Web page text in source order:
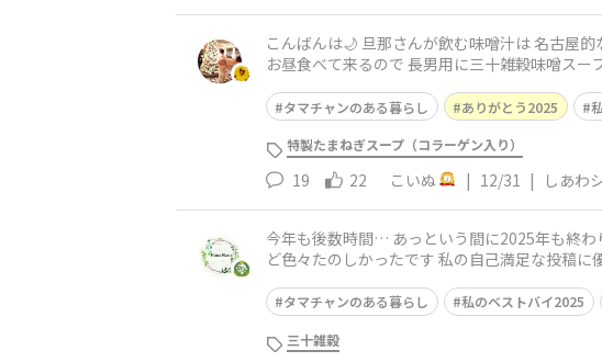
こんばんは🌙 旦那さんが飲む味噌汁は 名古屋的な『赤だし』と三十雑穀味噌スープが少し 今朝、私たちは お墓参りと買い物に出かけ そのまま
お昼食べて来るので 長男用に三十雑穀味噌スープとタマネギスー
タマチャンのある暮らし ありがとう2025
特製たまねぎスープ（コラーゲン入り）
19 22 こいぬ | 12/31 | しあわ
今年も後数時間… あっという間に2025年も終
ど色々たのしかったです 私の自己満足な投稿に優しいコメントやいいね👍ありがとうございました これからも自己満にお付き合いください😂
タマチャンのある暮らし 私のベストバイ2025
三十雑穀